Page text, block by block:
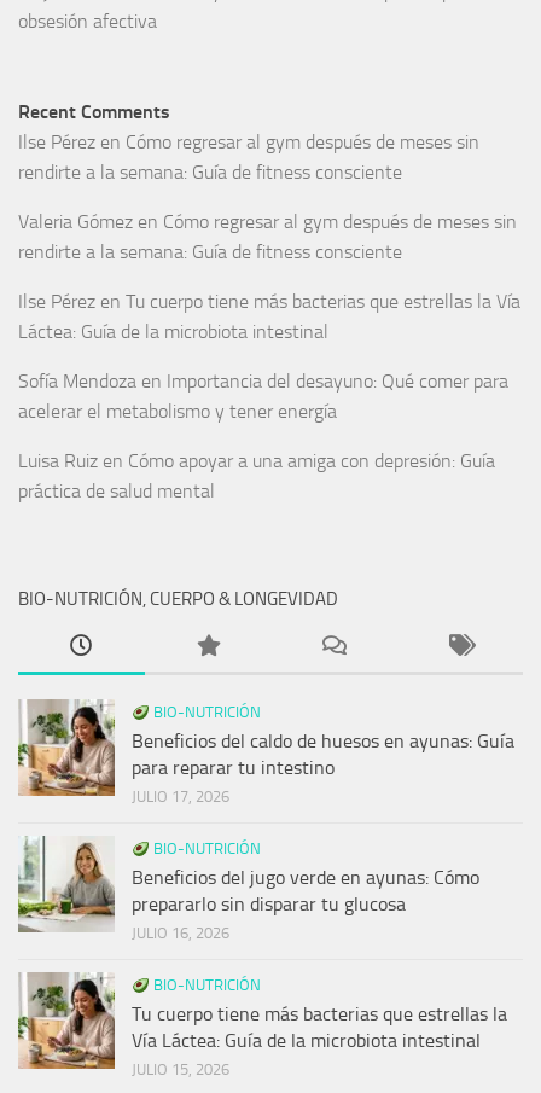
obsesión afectiva
Recent Comments
Ilse Pérez en Cómo regresar al gym después de meses sin
rendirte a la semana: Guía de fitness consciente
Valeria Gómez en Cómo regresar al gym después de meses sin
rendirte a la semana: Guía de fitness consciente
Ilse Pérez en Tu cuerpo tiene más bacterias que estrellas la Vía
Láctea: Guía de la microbiota intestinal
Sofía Mendoza en Importancia del desayuno: Qué comer para
acelerar el metabolismo y tener energía
Luisa Ruiz en Cómo apoyar a una amiga con depresión: Guía
práctica de salud mental
BIO-NUTRICIÓN, CUERPO & LONGEVIDAD
BIO-NUTRICIÓN
Beneficios del caldo de huesos en ayunas: Guía
para reparar tu intestino
JULIO 17, 2026
BIO-NUTRICIÓN
Beneficios del jugo verde en ayunas: Cómo
prepararlo sin disparar tu glucosa
JULIO 16, 2026
BIO-NUTRICIÓN
Tu cuerpo tiene más bacterias que estrellas la
Vía Láctea: Guía de la microbiota intestinal
JULIO 15, 2026